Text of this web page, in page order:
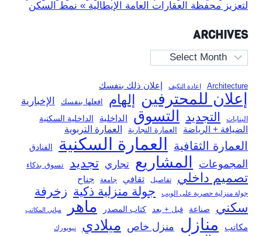
لتعزيز محفظة العقارات العامة الإيطالية » نمط السكن
ARCHIVES
Archives
Architecture إعادة التكيف إعلان ذلك بنفسك
إعلان للمحترفين إلهام افعلها بنفسك الإخبارية
البنايات التجديد التسوق الداخلية الداخلية السكنية
الضيافة + الرياضة العمارة التجارية العمارة التربوية
العمارة الثقافية العمارة السكنية الفنادق
المجموعات المشاريع تجاري تجديد تسوق بذكاء
تصميم داخلي تفاصيل ثقافي جامعة جناح
جولة منزلية حصرية على الويب جولة منزلية ذكية زخرفة
سكني صناعة قبل + بعد كتاب المصدر ماهر مباني المكاتب
مكاتب منازل منزل خاص ميلادي نيويورك